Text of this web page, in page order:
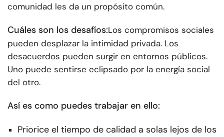
comunidad les da un propósito común.
Cuáles son los desafíos:Los compromisos sociales
pueden desplazar la intimidad privada. Los
desacuerdos pueden surgir en entornos públicos.
Uno puede sentirse eclipsado por la energía social
del otro.
Así es como puedes trabajar en ello:
Priorice el tiempo de calidad a solas lejos de los